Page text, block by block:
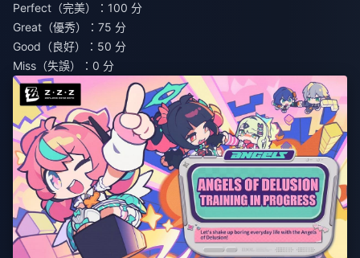
Perfect（完美）：100 分
Great（優秀）：75 分
Good（良好）：50 分
Miss（失誤）：0 分